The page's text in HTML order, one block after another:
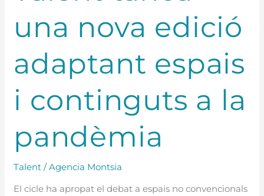
una nova edició
adaptant espais
i continguts a la
pandèmia
Talent /Agencia Montsia
El cicle ha apropat el debat a espais no convencionals